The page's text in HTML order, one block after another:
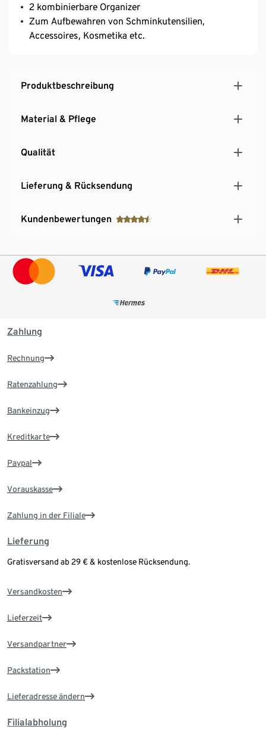
2 kombinierbare Organizer
Zum Aufbewahren von Schminkutensilien,
Accessoires, Kosmetika etc.
Produktbeschreibung
Material & Pflege
Qualität
Lieferung & Rücksendung
Kundenbewertungen
Zahlung
Rechnung
Ratenzahlung
Bankeinzug
Kreditkarte
Paypal
Vorauskasse
Zahlung in der Filiale
Lieferung
Gratisversand ab 29 € & kostenlose Rücksendung.
Versandkosten
Lieferzeit
Versandpartner
Packstation
Lieferadresse ändern
Filialabholung